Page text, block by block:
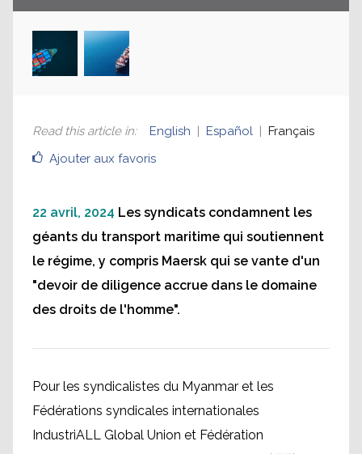
Ajouter aux favoris
Read this article in: English Español Français
22 avril, 2024 Les syndicats condamnent les
géants du transport maritime qui soutiennent
le régime, y compris Maersk qui se vante d'un
"devoir de diligence accrue dans le domaine
des droits de l'homme".
Pour les syndicalistes du Myanmar et les
Fédérations syndicales internationales
IndustriALL Global Union et Fédération